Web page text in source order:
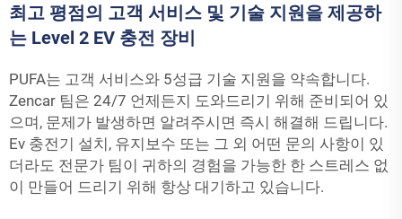
최고 평점의 고객 서비스 및 기술 지원을 제공하
는 Level 2 EV 충전 장비
PUFA는 고객 서비스와 5성급 기술 지원을 약속합니다.
Zencar 팀은 24/7 언제든지 도와드리기 위해 준비되어 있
으며, 문제가 발생하면 알려주시면 즉시 해결해 드립니다.
Ev 충전기 설치, 유지보수 또는 그 외 어떤 문의 사항이 있
더라도 전문가 팀이 귀하의 경험을 가능한 한 스트레스 없
이 만들어 드리기 위해 항상 대기하고 있습니다.